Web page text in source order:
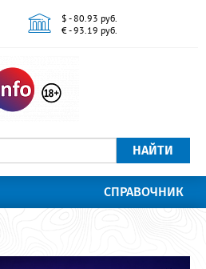
$ - 80.93 руб.
€ - 93.19 руб.
НАЙТИ
СПРАВОЧНИК